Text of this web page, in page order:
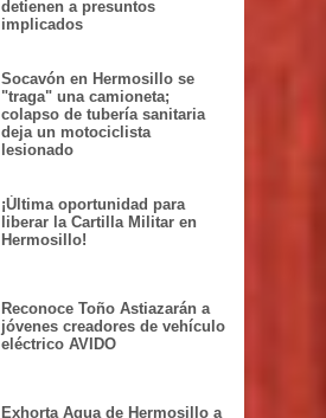
detienen a presuntos
implicados
Socavón en Hermosillo se
"traga" una camioneta;
colapso de tubería sanitaria
deja un motociclista
lesionado
¡Última oportunidad para
liberar la Cartilla Militar en
Hermosillo!
Reconoce Toño Astiazarán a
jóvenes creadores de vehículo
eléctrico AVIDO
Exhorta Agua de Hermosillo a